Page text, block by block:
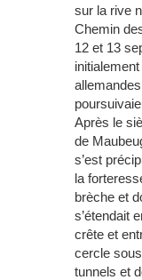
sur la rive
Chemin
12 et 13
Après le
de
s’est
la
brèche et
s’étendait
crête et
cercle
tunnels et